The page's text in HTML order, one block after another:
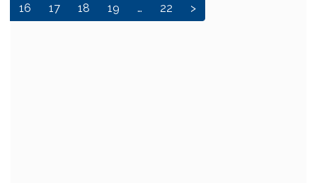
16
17 18 19 … 22 >